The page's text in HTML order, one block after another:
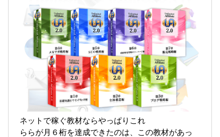
ネットで稼ぐ教材ならやっぱりこれ
ららが月６桁を達成できたのは、この教材があっ